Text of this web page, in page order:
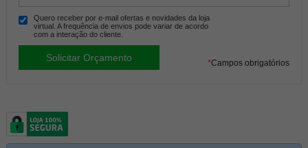
Quero receber por e-mail ofertas e novidades da loja
virtual. A frequência de envios pode variar de acordo
com a interação do cliente.
*Campos obrigatórios